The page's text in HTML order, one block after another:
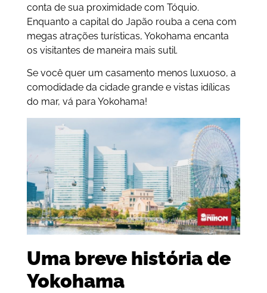
conta de sua proximidade com Tóquio.
Enquanto a capital do Japão rouba a cena com
megas atrações turísticas, Yokohama encanta
os visitantes de maneira mais sutil.
Se você quer um casamento menos luxuoso, a
comodidade da cidade grande e vistas idílicas
do mar, vá para Yokohama!
Uma breve história de
Yokohama